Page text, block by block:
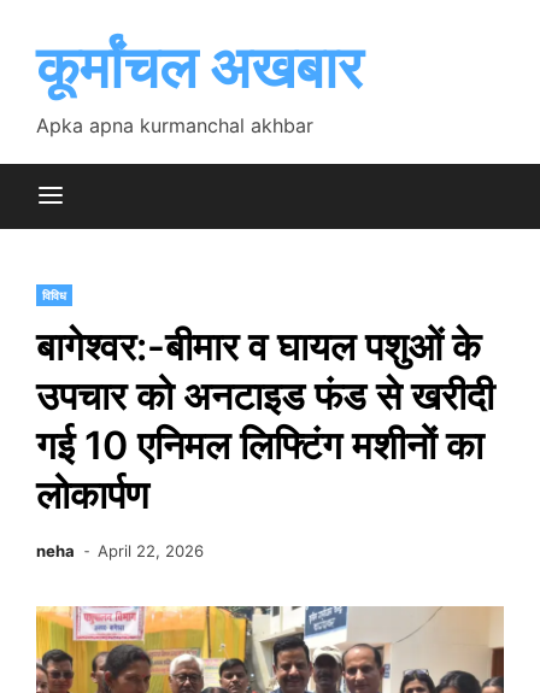
contentकूर्मांचल अखबार
Apka apna kurmanchal akhbar
विविध
बागेश्वर:-बीमार व घायल पशुओं के
उपचार को अनटाइड फंड से खरीदी
गई 10 एनिमल लिफ्टिंग मशीनों का
लोकार्पण
neha April 22, 2026